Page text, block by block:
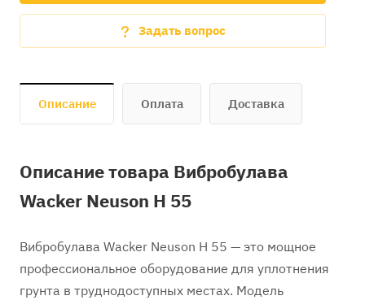
Задать вопрос
Описание Оплата Доставка
Описание товара Вибробулава
Wacker Neuson H 55
Вибробулава Wacker Neuson H 55 — это мощное
профессиональное оборудование для уплотнения
грунта в труднодоступных местах. Модель